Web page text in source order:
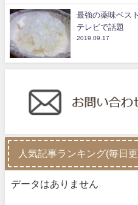
最強の薬味ベス
テレビで話題
2019.09.17
人気記事ランキング(毎日
データはありません